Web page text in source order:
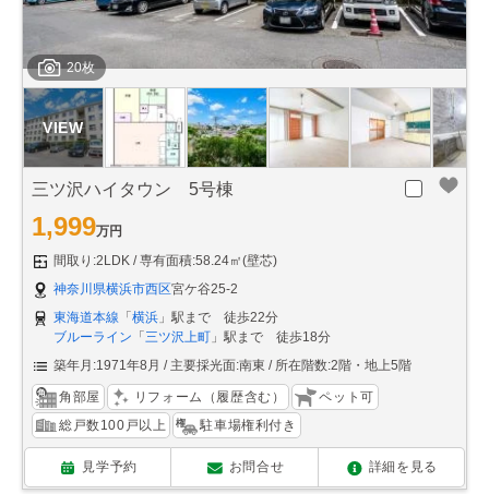
20枚
三ツ沢ハイタウン 5号棟
1,999万円
間取り:2LDK
専有面積:58.24㎡(壁芯)
神奈川県横浜市西区宮ケ谷25-2
東海道本線 「 横浜 」駅まで 徒歩22分
ブルーライン 「 三ツ沢上町 」駅まで 徒歩18分
築年月:1971年8月
主要採光面:南東 所在階数:2階・地上5階
角部屋 リフォーム（履歴含む）
ペット可
総戸数100戸以上
駐車場権利付き
見学予約 お問合せ 詳細を見る